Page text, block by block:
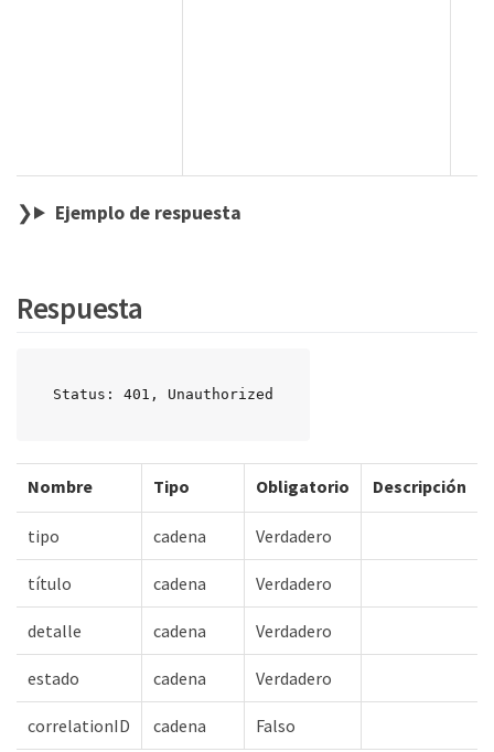
Ejemplo de respuesta
Respuesta
Status: 401, Unauthorized
Nombre Tipo Obligatorio Descripción
tipo cadena Verdadero
título cadena Verdadero
detalle cadena Verdadero
estado cadena Verdadero
correlationID cadena Falso